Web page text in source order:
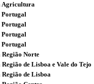
Agricultura
Portugal
Portugal
Portugal
Portugal
Norte
de Lisboa e Vale do Tejo
de Lisboa